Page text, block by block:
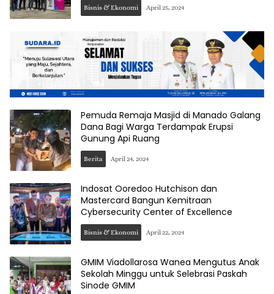
Bisnis & Ekonomi April 25, 2024
Pemuda Remaja Masjid di Manado Galang
Dana Bagi Warga Terdampak Erupsi
Gunung Api Ruang
Berita April 24, 2024
Indosat Ooredoo Hutchison dan
Mastercard Bangun Kemitraan
Cybersecurity Center of Excellence
Bisnis & Ekonomi April 22, 2024
GMIM Viadollarosa Wanea Mengutus Anak
Sekolah Minggu untuk Selebrasi Paskah
Sinode GMIM